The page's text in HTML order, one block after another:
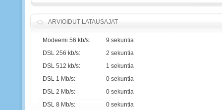
ARVIOIDUT LATAUSAJAT
Modeemi 56 kb/s:
9 sekuntia
DSL 256 kb/s:
2 sekuntia
DSL 512 kb/s:
1 sekuntia
DSL 1 Mb/s:
0 sekuntia
DSL 2 Mb/s:
0 sekuntia
DSL 8 Mb/s:
0 sekuntia